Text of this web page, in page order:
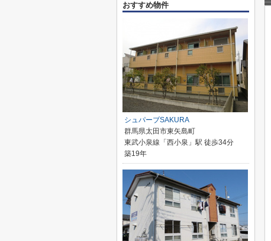
おすすめ物件
シュパーブSAKURA
群馬県太田市東矢島町
東武小泉線「西小泉」駅 徒歩34分
築19年